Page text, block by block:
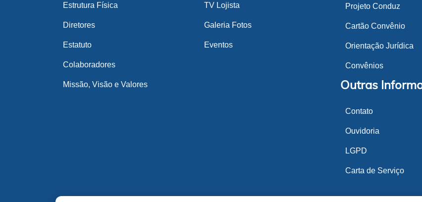
Estrutura Física
Diretores
Estatuto
Colaboradores
Missão, Visão e Valores
TV Lojista
Galeria Fotos
Eventos
Projeto Conduz
Cartão Convênio
Orientação Jurídica
Convênios
Outras
Contato
Ouvidoria
LGPD
Carta de Serviço